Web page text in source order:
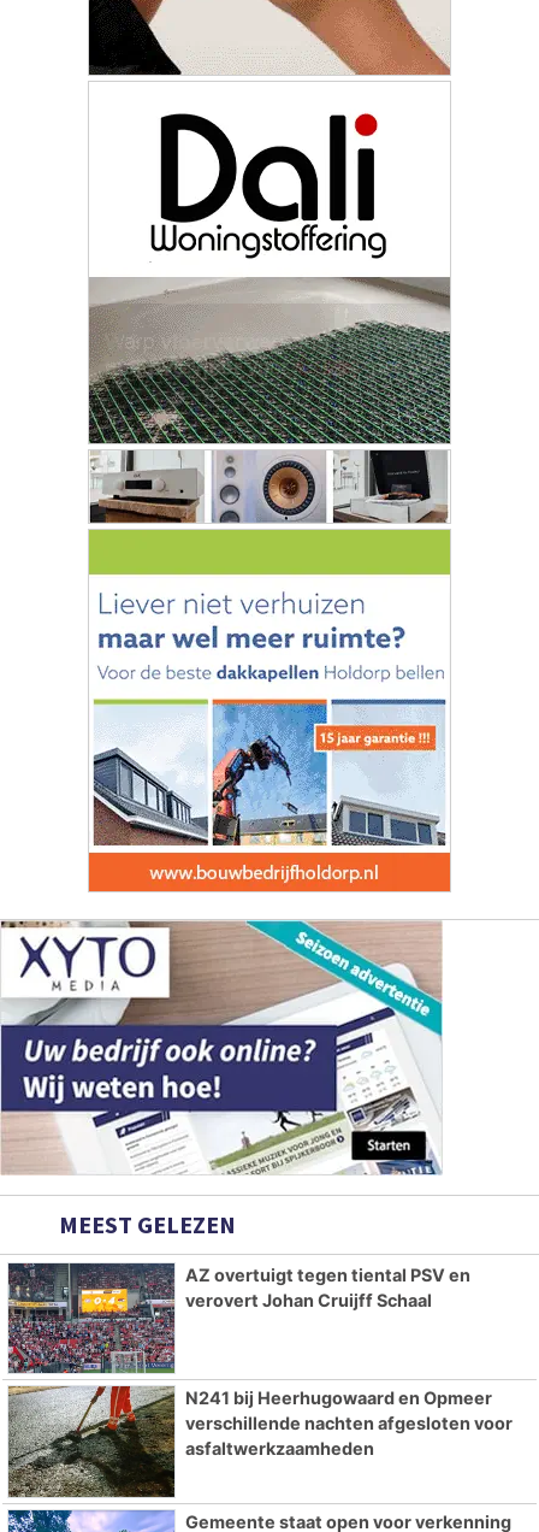
MEEST GELEZEN
AZ overtuigt tegen tiental PSV en
verovert Johan Cruijff Schaal
N241 bij Heerhugowaard en Opmeer
verschillende nachten afgesloten voor
asfaltwerkzaamheden
Gemeente staat open voor verkenning